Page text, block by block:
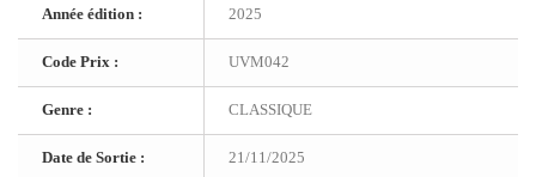
Année édition : 2025
Code Prix : UVM042
Genre : CLASSIQUE
Date de Sortie : 21/11/2025